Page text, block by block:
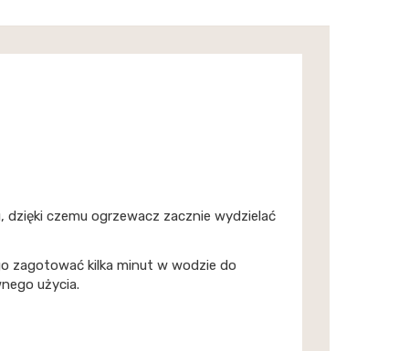
czemu ogrzewacz zacznie wydzielać
zagotować kilka minut w wodzie do
użycia.